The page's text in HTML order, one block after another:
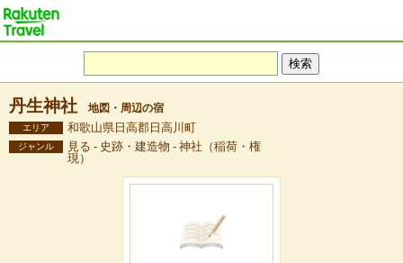
丹生神社 地図・周辺の宿
エリア 和歌山県日高郡日高川町
ジャンル
見る - 史跡・建造物 - 神社（稲荷・権
現）